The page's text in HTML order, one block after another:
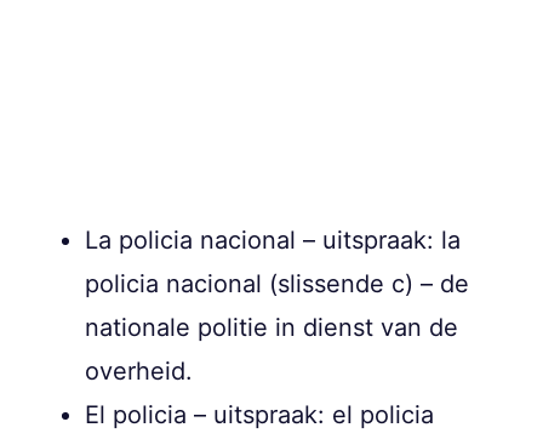
La policia nacional – uitspraak: la
policia nacional (slissende c) – de
nationale politie in dienst van de
overheid.
El policia – uitspraak: el policia